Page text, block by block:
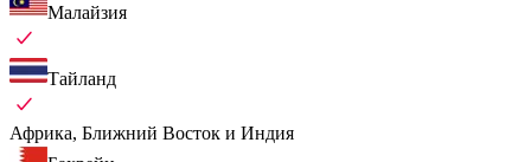
Малайзия
Тайланд
Африка, Ближний Восток и Индия